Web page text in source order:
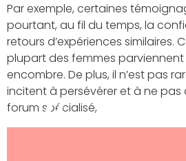
Par exemple, certaines
pourtant, au fil du temps, la
retours d’expériences
plupart des femmes
encombre. De plus, il n’est pas
incitent à persévérer et à ne pas
forum spécialisé,